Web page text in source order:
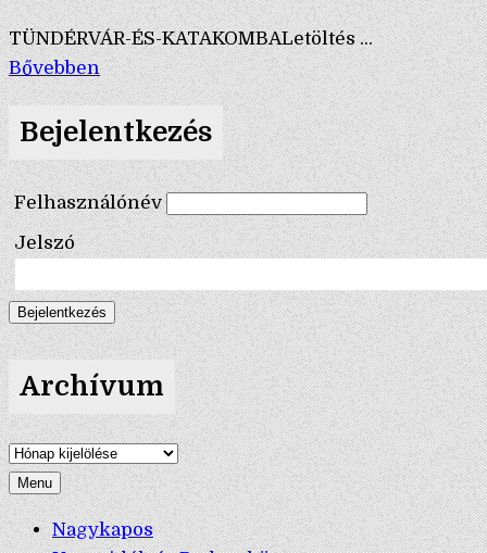
TÜNDÉRVÁR-ÉS-KATAKOMBALetöltés ...
Bővebben
Bejelentkezés
Felhasználónév
Jelszó
Archívum
Archívum
Menu
Nagykapos